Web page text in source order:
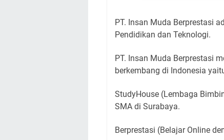
PT. Insan Muda Berprestasi
Pendidikan dan Teknologi.
PT. Insan Muda Berprestasi
berkembang di Indonesia
StudyHouse (Lembaga
SMA di Surabaya.
Berprestasi (Belajar Online